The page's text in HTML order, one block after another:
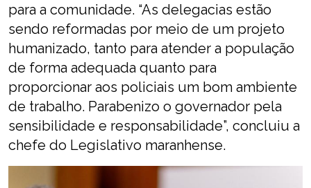
para a comunidade. “As delegacias estão
sendo reformadas por meio de um projeto
humanizado, tanto para atender a população
de forma adequada quanto para
proporcionar aos policiais um bom ambiente
de trabalho. Parabenizo o governador pela
sensibilidade e responsabilidade”, concluiu a
chefe do Legislativo maranhense.